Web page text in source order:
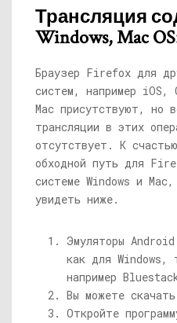
Трансляция
Windows, Mac
Браузер Firefox для
систем, например iOS,
Mac присутствуют, но
трансляции в этих
отсутствует. К
обходной путь для
системе Windows и
увидеть ниже.
Эмуляторы
как для Windows,
например
Вы можете
Откройте